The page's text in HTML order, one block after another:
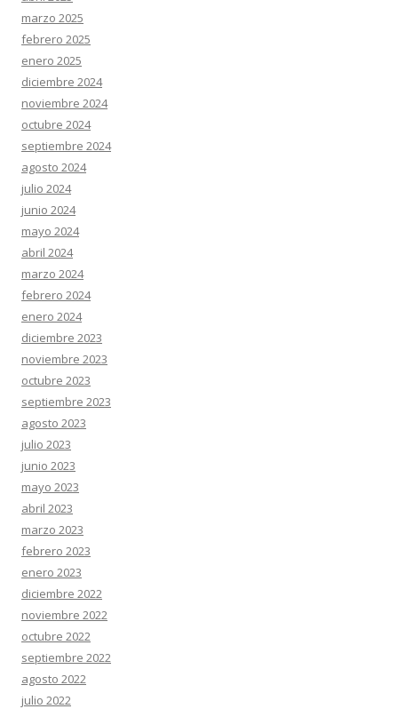
marzo 2025
febrero 2025
enero 2025
diciembre 2024
noviembre 2024
octubre 2024
septiembre 2024
agosto 2024
julio 2024
junio 2024
mayo 2024
abril 2024
marzo 2024
febrero 2024
enero 2024
diciembre 2023
noviembre 2023
octubre 2023
septiembre 2023
agosto 2023
julio 2023
junio 2023
mayo 2023
abril 2023
marzo 2023
febrero 2023
enero 2023
diciembre 2022
noviembre 2022
octubre 2022
septiembre 2022
agosto 2022
julio 2022